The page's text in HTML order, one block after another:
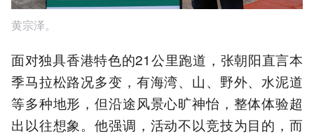
黄宗泽。
面对独具香港特色的21公里跑道，张朝阳直言本
季马拉松路况多变，有海湾、山、野外、水泥道
等多种地形，但沿途风景心旷神怡，整体体验超
出以往想象。他强调，活动不以竞技为目的，而